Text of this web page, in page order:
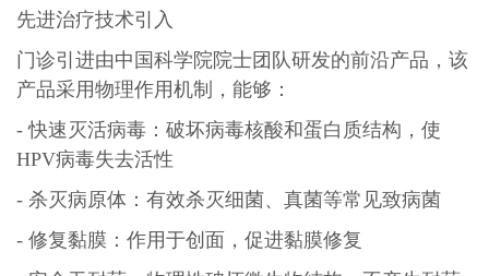
先进治疗技术引入
门诊引进由中国科学院院士团队研发的前沿产品，该
产品采用物理作用机制，能够：
- 快速灭活病毒：破坏病毒核酸和蛋白质结构，使
HPV病毒失去活性
- 杀灭病原体：有效杀灭细菌、真菌等常见致病菌
- 修复黏膜：作用于创面，促进黏膜修复